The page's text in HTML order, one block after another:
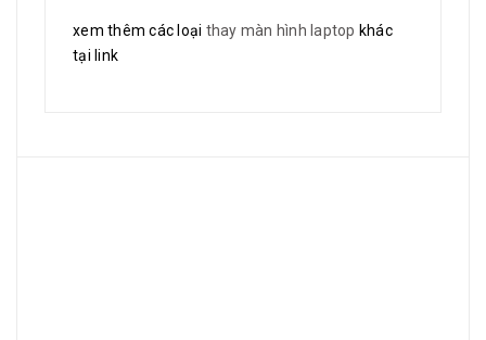
xem thêm các loại thay màn hình laptop khác
tại link